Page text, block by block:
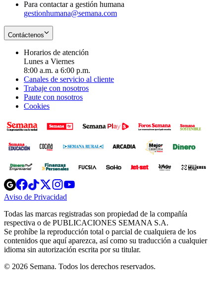
Para contactar a gestión humana
gestionhumana@semana.com
Contáctenos
Horarios de atención
Lunes a Viernes
8:00 a.m. a 6:00 p.m.
Canales de servicio al cliente
Trabaje con nosotros
Paute con nosotros
Cookies
Opens
in
new
Opens
in
new
Opens
in
new
window
Opens
new
windowwindow
Aviso de Privacidad
new
window
Todas las marcas registradas son propiedad de la compañía
respectiva o de PUBLICACIONES SEMANA S.A.
Se prohíbe la reproducción total o parcial de cualquiera de los
contenidos que aquí aparezca, así como su traducción a cualquier
idioma sin autorización escrita por su titular.
© 2026 Semana. Todos los derechos reservados.